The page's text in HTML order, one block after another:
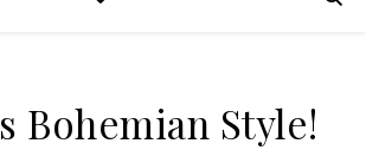
Bohemian Style!